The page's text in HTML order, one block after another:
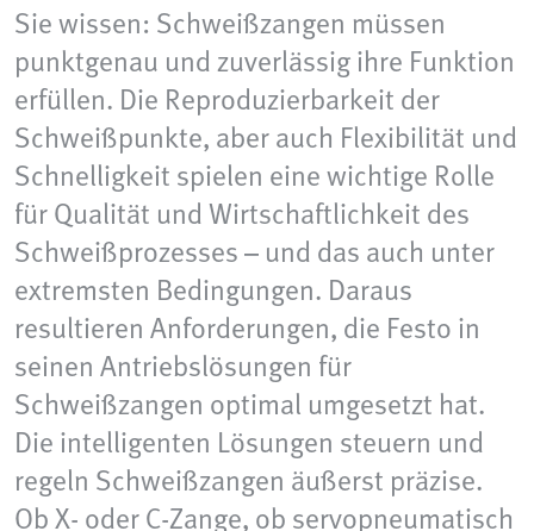
Sie wissen: Schweißzangen müssen
punktgenau und zuverlässig ihre Funktion
erfüllen. Die Reproduzierbarkeit der
Schweißpunkte, aber auch Flexibilität und
Schnelligkeit spielen eine wichtige Rolle
für Qualität und Wirtschaftlichkeit des
Schweißprozesses – und das auch unter
extremsten Bedingungen. Daraus
resultieren Anforderungen, die Festo in
seinen Antriebslösungen für
Schweißzangen optimal umgesetzt hat.
Die intelligenten Lösungen steuern und
regeln Schweißzangen äußerst präzise.
Ob X- oder C-Zange, ob servopneumatisch